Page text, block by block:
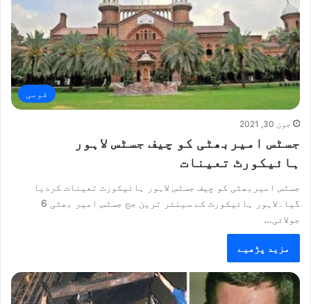
قومی
جون 30, 2021
جسٹس امیربھٹی کو چیف جسٹس لاہور
ہائیکورٹ تعینات
جسٹس امیربھٹی کو چیف جسٹس لاہور ہائیکورٹ تعینات کردیا
گیا۔لاہور ہائیکورٹ کے سینئر ترین جج جسٹس امیر بھٹی 6
جولائی…
مزید پڑھیے